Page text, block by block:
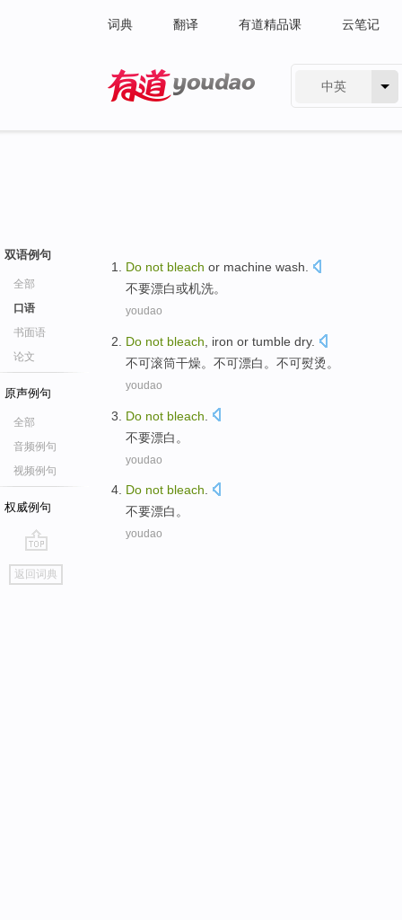
词典 翻译 有道精品课 云笔记
中英
双语例句
全部
口语
书面语
论文
原声例句
全部
音频例句
视频例句
权威例句
go
top
返回词典
Do not bleach or machine wash
不要漂白或机洗。
youdao
Do not bleach , iron or tumble dry.
不可滚筒干燥。不可漂白。不可熨烫。
youdao
Do not bleach
不要漂白 。
youdao
Do not bleach.
不要漂白。
youdao